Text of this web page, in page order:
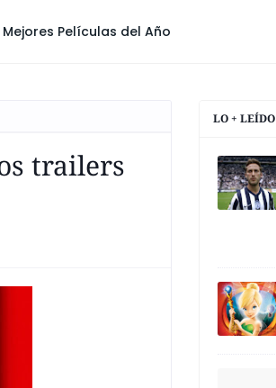
Mejores Películas del Año
trailers
LO + LEÍDO